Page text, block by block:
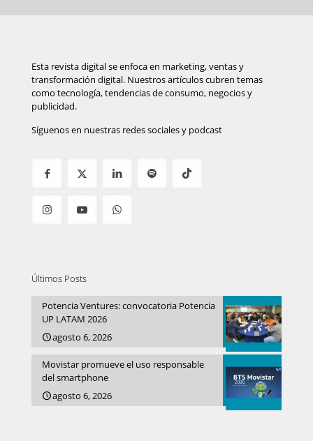
Esta revista digital se enfoca en marketing, ventas y
transformación digital. Nuestros artículos cubren temas
como tecnología, tendencias de consumo, negocios y
publicidad.
Síguenos en nuestras redes sociales y podcast
Últimos Posts
Potencia Ventures: convocatoria Potencia
UP LATAM 2026
agosto 6, 2026
Movistar promueve el uso responsable
del smartphone
agosto 6, 2026